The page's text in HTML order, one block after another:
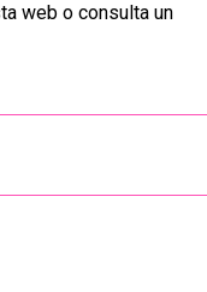
web o consulta un